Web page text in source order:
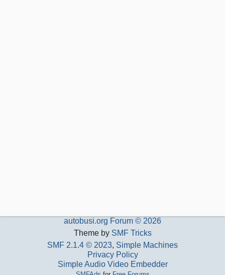
autobusi.org Forum © 2026
Theme by SMF Tricks
SMF 2.1.4 © 2023, Simple Machines
Privacy Policy
Simple Audio Video Embedder